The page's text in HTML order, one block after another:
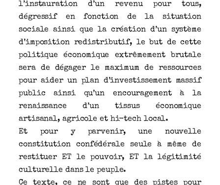
l’instauration d’un revenu pour tous,
dégressif en fonction de la situation
sociale ainsi que la création d’un système
d’imposition redistributif, le but de cette
politique économique extrêmement brutale
sera de dégager le maximum de ressources
pour aider un plan d’investissement massif
public ainsi qu’un encouragement à la
renaissance d’un tissus économique
artisanal, agricole et hi-tech local.
Et pour y parvenir, une nouvelle
constitution confédérale seule à même de
restituer ET le pouvoir, ET la légitimité
culturelle dans le peuple.
Ce texte, ce ne sont que des pistes pour